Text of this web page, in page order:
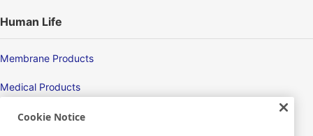
Human Life
Membrane Products
Medical Products
Hygiene
Cookie Notice